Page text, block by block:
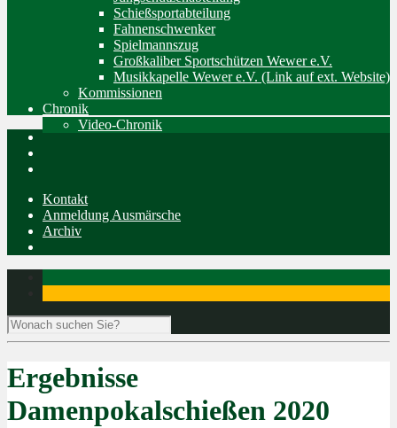
Schießsportabteilung
Fahnenschwenker
Spielmannszug
Großkaliber Sportschützen Wewer e.V.
Musikkapelle Wewer e.V. (Link auf ext. Website)
Kommissionen
Chronik
Video-Chronik
Kontakt
Anmeldung Ausmärsche
Archiv
Ergebnisse
Damenpokalschießen 2020